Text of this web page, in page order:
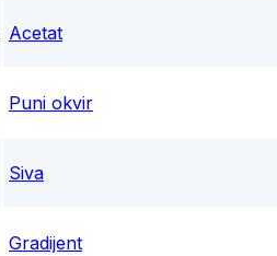
Acetat
Puni okvir
Siva
Gradijent